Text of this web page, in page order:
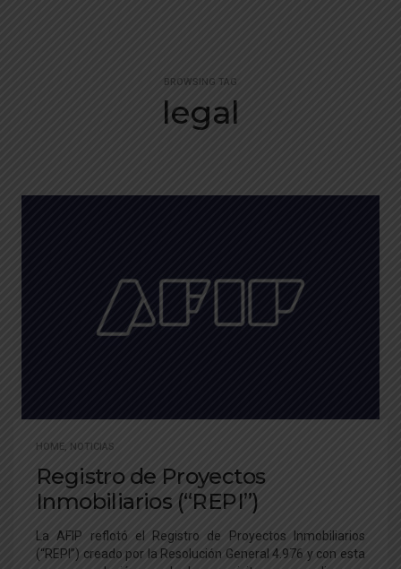
BROWSING TAG
legal
HOME, NOTICIAS
Registro de Proyectos
Inmobiliarios (“REPI”)
La AFIP reflotó el Registro de Proyectos Inmobiliarios
(“REPI”) creado por la Resolución General 4.976 y con esta